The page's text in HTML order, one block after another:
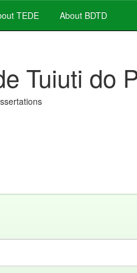
TEDE About BDTD
Tuiuti do